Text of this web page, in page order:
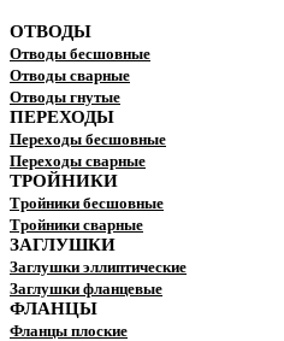
ОТВОДЫ
Отводы бесшовные
Отводы сварные
Отводы гнутые
ПЕРЕХОДЫ
Переходы бесшовные
Переходы сварные
ТРОЙНИКИ
Тройники бесшовные
Тройники сварные
ЗАГЛУШКИ
Заглушки эллиптические
Заглушки фланцевые
ФЛАНЦЫ
Фланцы плоские